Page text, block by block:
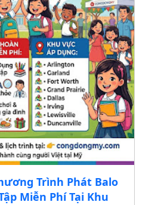
Trình Phát Balo
Miễn Phí Tại Khu